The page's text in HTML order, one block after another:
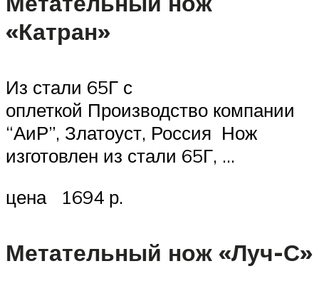
«Катран»
Из стали 65Г с
оплеткой Производство компании
“АиР”, Златоуст, Россия Нож
изготовлен из стали 65Г, …
цена 1694 р.
Метательный нож «Луч-С»